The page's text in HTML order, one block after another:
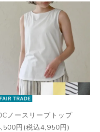
ノースリーブトップ
円(税込4,950円)